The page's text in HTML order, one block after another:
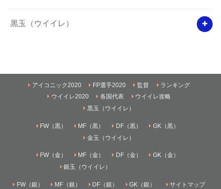
黒玉（ウイイレ）
アイコニック2020 FP選手2020 監督
ランキング
ウイイレ2020
各国代表
ウイイレ攻略
黒玉（ウイイレ）
FW（黒） MF（黒） DF（黒）
GK（黒）
金玉（ウイイレ）
FW（金） MF（金） DF（金）
GK（金）
銀玉（ウイイレ）
FW（銀） MF（銀） DF（銀） GK（銀） サイトマップ